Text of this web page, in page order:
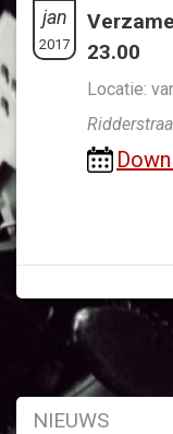
jan
2017
23.00
Locatie:
Bericht
navigatie
NIEUWS